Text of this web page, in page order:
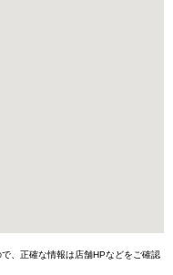
、正確な情報は店舗HPなどをご確認